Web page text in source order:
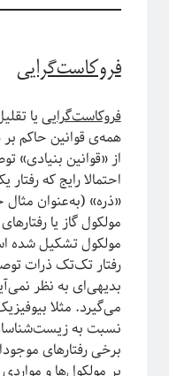
پر بازدیدترین نوشته‌ها
چهارسال فیزیک!
پرسش‌های یک دانشجوی فیزیک!
لیسانس فیزیک با بیژامه!
جزر و مد چه جوری کار می‌کنه؟!
حکایت «سیستم‌های پیچیده»
سیستم‌های پیچیده: «ماهیت و
یادگیری «سیستم‌های پیچیده»
پیشنهادهایی برای دانشجویان
آموزش آنلاین چه چیزی برای ما
مقدمه‌ای بر هندسه فرکتالی
ریچارد فاینمن؛ چهره‌ترین چهره!
معرفی کتاب و دوره برای
فیزیک خوش‌مزه یا آشپزی
در رویارویی با علم و مسئله
آیا باید دکتری بخونم؟!
فروکاست‌گرایی
فروکاست‌گرایییا
همه‌ی قوانین حاکم
از «قوانین بنیادی»
احتمالا رایج که
«ذره» (به‌عنوان
مولکول گاز یا
مولکول تشکیل شده‌
رفتار تک‌تک ذرات
بدیهی‌ای به نظر
می‌گیرد. مثلا
نسبت به
برخی رفتارهای
بر مولکول‌ها و